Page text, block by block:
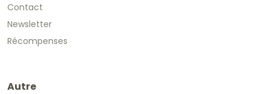
Contact
Newsletter
Récompenses
Autre